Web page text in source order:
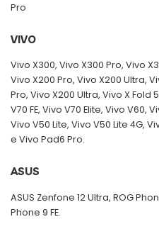
Pro
VIVO
Vivo X300, Vivo X300 Pro, Vivo
Vivo X200 Pro, Vivo X200 Ultra,
Pro, Vivo X200 Ultra, Vivo X Fold
V70 FE, Vivo V70 Elite, Vivo V60,
Vivo V50 Lite, Vivo V50 Lite 4G,
e Vivo Pad6 Pro.
ASUS
ASUS Zenfone 12 Ultra, ROG
Phone 9 FE.